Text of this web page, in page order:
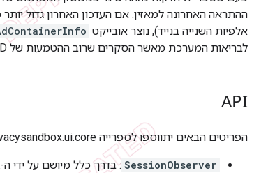
אלפיות השנייה בנייד), נוצר אובייקט
לבריאות המערכת מאשר הסקרים שרוב ההטמעות של OMID ב-Android מבצעות היום.
API
הפריטים הבאים יתווספו לספרייה privacysandbox.ui.core:
SessionObserver